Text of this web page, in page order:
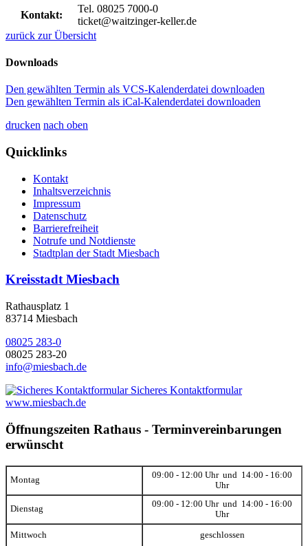
Kontakt:
Tel. 08025 7000-0
ticket@waitzinger-keller.de
zurück zur Übersicht
Downloads
Den gewählten Termin als VCS-Kalenderdatei downloaden
Den gewählten Termin als iCal-Kalenderdatei downloaden
drucken nach oben
Quicklinks
Kontakt
Inhaltsverzeichnis
Impressum
Datenschutz
Barrierefreiheit
Notrufe und Notdienste
Stadtplan der Stadt Miesbach
Kreisstadt Miesbach
Rathausplatz 1
83714 Miesbach
08025 283-0
08025 283-20
info@miesbach.de
Sicheres Kontaktformular
www.miesbach.de
Öffnungszeiten Rathaus - Terminvereinbarungen
erwünscht
Montag
09:00 - 12:00 Uhr und 14:00 - 16:00
Uhr
Dienstag
09:00 - 12:00 Uhr und 14:00 - 16:00
Uhr
Mittwoch geschlossen